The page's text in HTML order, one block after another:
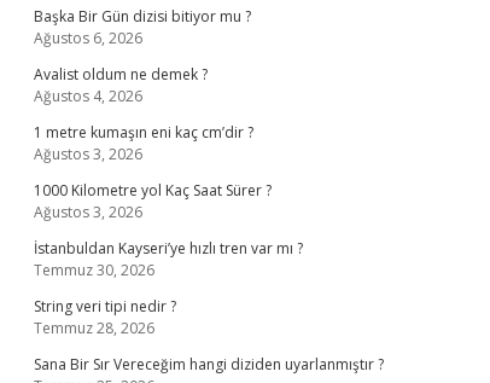
Başka Bir Gün dizisi bitiyor mu ?
Ağustos 6, 2026
Avalist oldum ne demek ?
Ağustos 4, 2026
1 metre kumaşın eni kaç cm’dir ?
Ağustos 3, 2026
1000 Kilometre yol Kaç Saat Sürer ?
Ağustos 3, 2026
İstanbuldan Kayseri’ye hızlı tren var mı ?
Temmuz 30, 2026
String veri tipi nedir ?
Temmuz 28, 2026
Sana Bir Sır Vereceğim hangi diziden uyarlanmıştır ?